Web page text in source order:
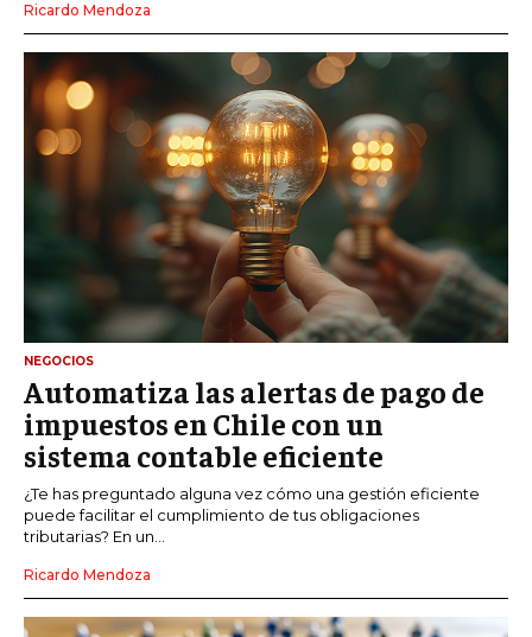
Ricardo Mendoza
NEGOCIOS
Automatiza las alertas de pago de
impuestos en Chile con un
sistema contable eficiente
¿Te has preguntado alguna vez cómo una gestión eficiente
puede facilitar el cumplimiento de tus obligaciones
tributarias? En un...
Ricardo Mendoza